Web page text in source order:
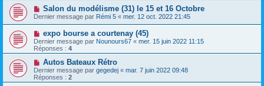
Salon du modélisme (31) le 15 et 16 Octobre
Dernier message par Rémi 5 « mer. 12 oct. 2022 21:45
expo bourse a courtenay (45)
Dernier message par Nounours67 « mer. 15 juin 2022 11:15
Réponses : 4
Autos Bateaux Rétro
Dernier message par gegedej « mar. 7 juin 2022 09:48
Réponses : 2